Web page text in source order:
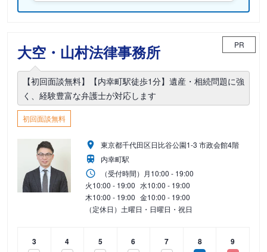
大空・山村法律事務所 PR
【初回面談無料】【内幸町駅徒歩1分】遺産・相続問題に強
く、経験豊富な弁護士が対応します
初回面談無料
東京都千代田区日比谷公園1-3 市政会館4階
内幸町駅
（受付時間） 月10:00 - 19:00
火10:00 - 19:00 水10:00 - 19:00
木10:00 - 19:00 金10:00 - 19:00
（定休日）土曜日・日曜日・祝日
3
4
5
6
7
8
9